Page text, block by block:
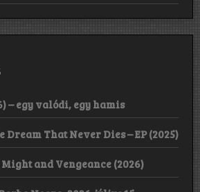
– egy valódi, egy hamis
That Never Dies – EP (2025)
and Vengeance (2026)